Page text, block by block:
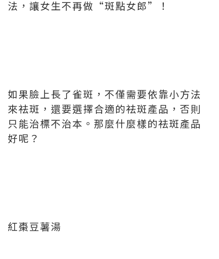
法，讓女生不再做“斑點女郎”！
如果臉上長了雀斑，不僅需要依靠小方法
來祛斑，還要選擇合適的祛斑產品，否則
只能治標不治本。那麼什麼樣的祛斑產品
好呢？
紅棗豆薯湯